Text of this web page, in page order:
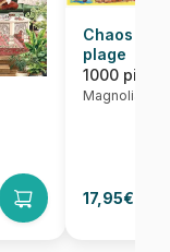
Chaos sur
plage
1000
Magnolia
17,95€